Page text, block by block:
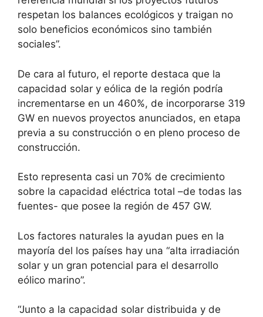
respetan los balances ecológicos y traigan no
solo beneficios económicos sino también
sociales”.
De cara al futuro, el reporte destaca que la
capacidad solar y eólica de la región podría
incrementarse en un 460%, de incorporarse 319
GW en nuevos proyectos anunciados, en etapa
previa a su construcción o en pleno proceso de
construcción.
Esto representa casi un 70% de crecimiento
sobre la capacidad eléctrica total –de todas las
fuentes- que posee la región de 457 GW.
Los factores naturales la ayudan pues en la
mayoría del los países hay una “alta irradiación
solar y un gran potencial para el desarrollo
eólico marino”.
“Junto a la capacidad solar distribuida y de